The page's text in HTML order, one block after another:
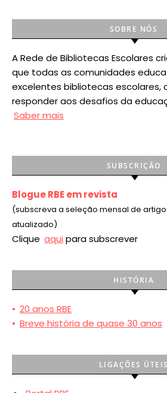
SOBRE NÓS
A Rede de Bibliotecas Escolares
que todas as comunidades
excelentes bibliotecas escolares,
responder aos desafios da
Saber mais
SUBSCRIÇÃO
Blogue RBE em revista
(subscreva a seleção mensal de
atualizado)
Clique aqui para subscrever
HISTÓRIA
• 20 anos RBE
• Breve história de quase 30 anos
LIGAÇÕES ÚTEIS